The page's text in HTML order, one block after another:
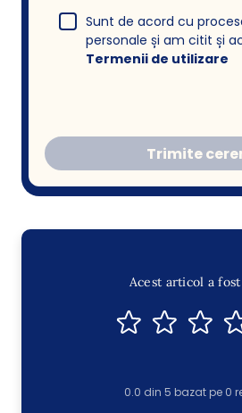
Sunt de acord cu
personale și am citit și
Termenii de utilizare
Trimite
Acest articol a
0.0 din 5 bazat pe 0